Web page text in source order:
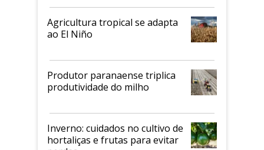
Agricultura tropical se adapta
ao El Niño
Produtor paranaense triplica
produtividade do milho
Inverno: cuidados no cultivo de
hortaliças e frutas para evitar